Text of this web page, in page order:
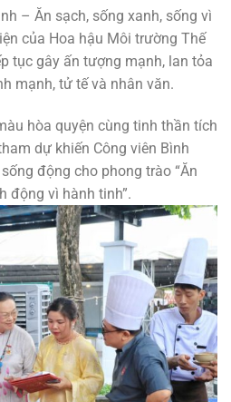
– Ăn sạch, sống xanh, sống vì
của Hoa hậu Môi trường Thế
tục gây ấn tượng mạnh, lan tỏa
mạnh, tử tế và nhân văn.
hòa quyện cùng tinh thần tích
dự khiến Công viên Bình
động cho phong trào “Ăn
động vì hành tinh”.